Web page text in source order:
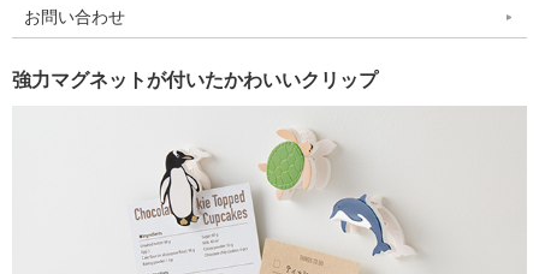
お問い合わせ
強力マグネットが付いたかわいいクリップ